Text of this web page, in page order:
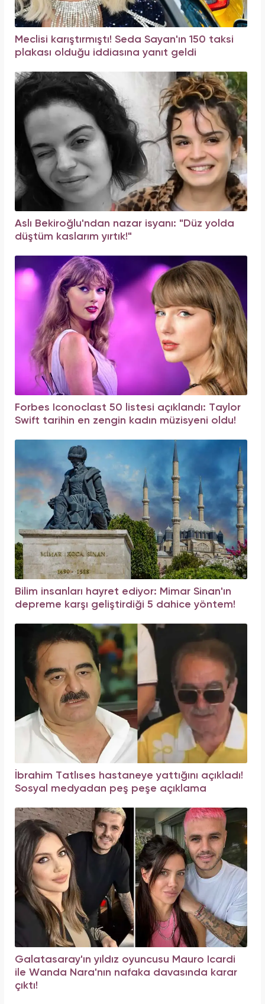
Meclisi karıştırmıştı! Seda Sayan'ın 150 taksi
plakası olduğu iddiasına yanıt geldi
Aslı Bekiroğlu'ndan nazar isyanı: "Düz yolda
düştüm kaslarım yırtık!"
Forbes Iconoclast 50 listesi açıklandı: Taylor
Swift tarihin en zengin kadın müzisyeni oldu!
Bilim insanları hayret ediyor: Mimar Sinan'ın
depreme karşı geliştirdiği 5 dahice yöntem!
İbrahim Tatlıses hastaneye yattığını açıkladı!
Sosyal medyadan peş peşe açıklama
Galatasaray'ın yıldız oyuncusu Mauro Icardi
ile Wanda Nara'nın nafaka davasında karar
çıktı!